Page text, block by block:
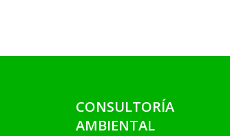
CONSULTORÍA
AMBIENTAL